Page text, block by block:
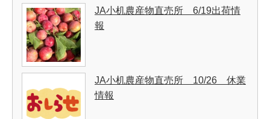
JA小机農産物直売所 6/19出荷情
報
JA小机農産物直売所 10/26 休業
情報